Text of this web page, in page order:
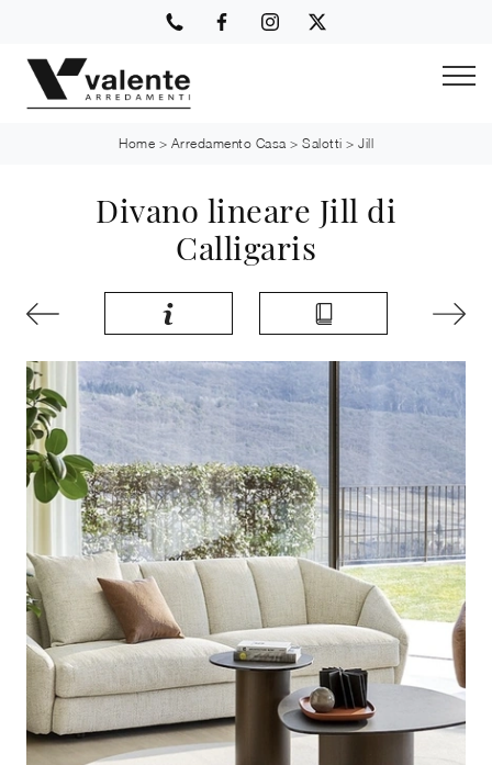
Home > Arredamento Casa > Salotti > Jill
Divano lineare Jill di
Calligaris